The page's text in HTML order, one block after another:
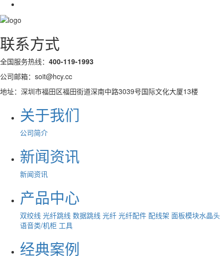
联系方式
全国服务热线： 400-119-1993
公司邮箱：soit@hcy.cc
地址：深圳市福田区福田街道深南中路3039号国际文化大厦13楼
关于我们
公司简介
新闻资讯
新闻资讯
产品中心
双绞线 光纤跳线 数据跳线 光纤 光纤配件 配线架 面板模块水晶头
语音类/机柜 工具
经典案例